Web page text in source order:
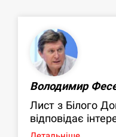
Володимир
Лист з Білого
відповідає